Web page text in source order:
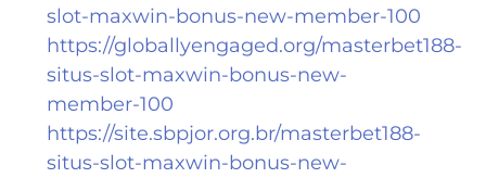
slot-maxwin-bonus-new-member-100
https://globallyengaged.org/masterbet188-
situs-slot-maxwin-bonus-new-
member-100
https://site.sbpjor.org.br/masterbet188-
situs-slot-maxwin-bonus-new-